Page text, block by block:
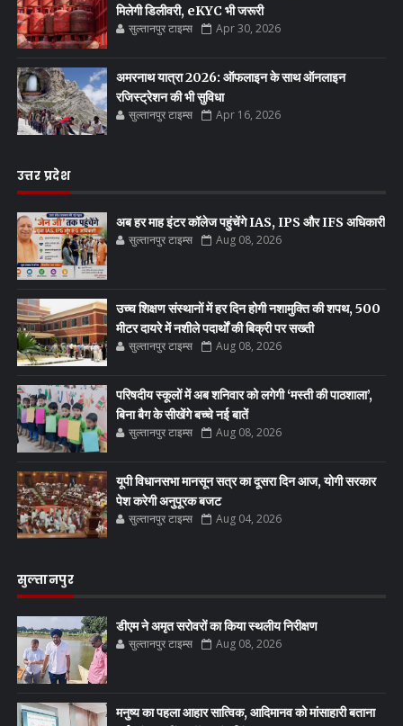
मिलेगी डिलीवरी, eKYC भी जरूरी
सुल्तानपुर टाइम्स Apr 30, 2026
अमरनाथ यात्रा 2026: ऑफलाइन के साथ ऑनलाइन
रजिस्ट्रेशन की भी सुविधा
सुल्तानपुर टाइम्स Apr 16, 2026
उत्तर प्रदेश
अब हर माह इंटर कॉलेज पहुंचेंगे IAS, IPS और IFS अधिकारी
सुल्तानपुर टाइम्स Aug 08, 2026
उच्च शिक्षण संस्थानों में हर दिन होगी नशामुक्ति की शपथ, 500
मीटर दायरे में नशीले पदार्थों की बिक्री पर सख्ती
सुल्तानपुर टाइम्स Aug 08, 2026
परिषदीय स्कूलों में अब शनिवार को लगेगी ‘मस्ती की पाठशाला’,
बिना बैग के सीखेंगे बच्चे नई बातें
सुल्तानपुर टाइम्स Aug 08, 2026
यूपी विधानसभा मानसून सत्र का दूसरा दिन आज, योगी सरकार
पेश करेगी अनुपूरक बजट
सुल्तानपुर टाइम्स Aug 04, 2026
सुल्तानपुर
डीएम ने अमृत सरोवरों का किया स्थलीय निरीक्षण
सुल्तानपुर टाइम्स Aug 08, 2026
मनुष्य का पहला आहार सात्विक, आदिमानव को मांसाहारी बताना